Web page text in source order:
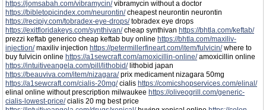
https://jomsabah.com/vibramycin/vibramycin without a doctor
https://bibletopicindex.com/neurontin/cheapest neurontin neurontin
https://recipiy.com/tobradex-eye-drops/tobradex eye drops
https://exitfloridakeys.com/synthivan/cheap synthivan https://bhtla.com/keftab/
prezzi keftab generico cheap keftab buy online https://bhtla.com/maxiliv-
injection/maxiliv injection https://petermillerfineart.com/item/fulvicin/where to
buy fulvicin online https://a1sewcraft.com/amoxicillin-online/amoxicillin online
https://intuitiveangela.com/pill/lithobid/lithobid japan
https://beauviva.com/item/nizagara/prix medicament nizagara 50mg
https://a1sewcraft.com/cialis-20mg/cialis https://comicshopservices.com/elinal/
elinal online without prescription milwaukee https://oliveogrill.com/generic-
cialis-lowest-price/cialis 20 mg best price